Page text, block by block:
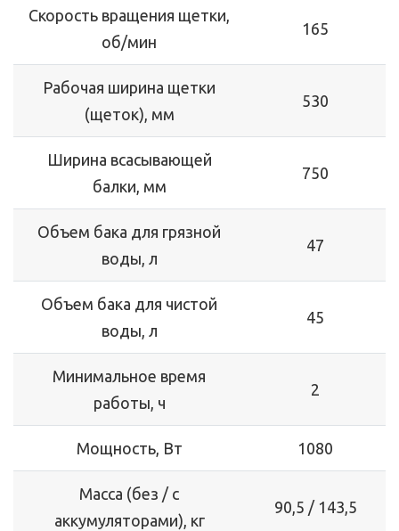
Скорость вращения щетки,
об/мин
165
Рабочая ширина щетки
(щеток), мм
530
Ширина всасывающей
балки, мм
750
Объем бака для грязной
воды, л
47
Объем бака для чистой
воды, л
45
Минимальное время
работы, ч
2
Мощность, Вт 1080
Масса (без / с
аккумуляторами), кг
90,5 / 143,5